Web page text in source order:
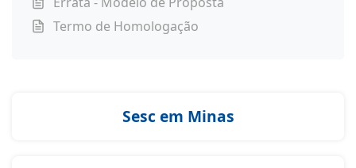
Termo de Homologação
Sesc em Minas